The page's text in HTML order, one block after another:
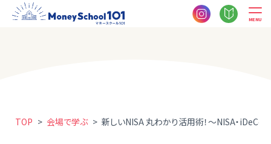
MENU
TOP > 会場で学ぶ > 新しいNISA 丸わかり活用術！～NISA・iDeCoの